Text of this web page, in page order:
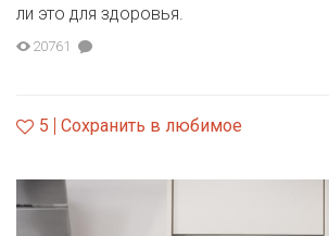
ли это для здоровья.
20761
5 Сохранить в любимое